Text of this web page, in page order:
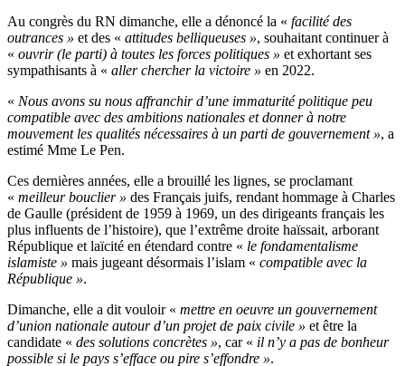
Au congrès du RN dimanche, elle a dénoncé la « facilité des
outrances » et des « attitudes belliqueuses », souhaitant continuer à
« ouvrir (le parti) à toutes les forces politiques » et exhortant ses
sympathisants à « aller chercher la victoire » en 2022.
« Nous avons su nous affranchir d’une immaturité politique peu
compatible avec des ambitions nationales et donner à notre
mouvement les qualités nécessaires à un parti de gouvernement », a
estimé Mme Le Pen.
Ces dernières années, elle a brouillé les lignes, se proclamant
« meilleur bouclier » des Français juifs, rendant hommage à Charles
de Gaulle (président de 1959 à 1969, un des dirigeants français les
plus influents de l’histoire), que l’extrême droite haïssait, arborant
République et laïcité en étendard contre « le fondamentalisme
islamiste » mais jugeant désormais l’islam « compatible avec la
République ».
Dimanche, elle a dit vouloir « mettre en oeuvre un gouvernement
d’union nationale autour d’un projet de paix civile » et être la
candidate « des solutions concrètes », car « il n’y a pas de bonheur
possible si le pays s’efface ou pire s’effondre ».